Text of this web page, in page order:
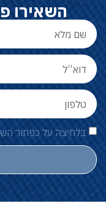
השאירו
בלחיצה על כפתור